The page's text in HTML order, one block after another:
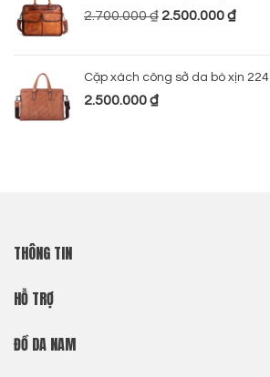
2.700.000₫ 2.500.000₫
Cặp xách công sở da bò xịn 224
2.500.000₫
THÔNG TIN
HỖ TRỢ
ĐỒ DA NAM